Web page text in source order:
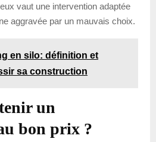
vaut une intervention adaptée
aggravée par un mauvais choix.
en silo: définition et
sa construction
un
bon prix ?